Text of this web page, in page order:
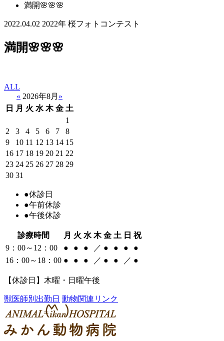
満開🌸🌸🌸
2022.04.02 2022年 桜フォトコンテスト
満開🌸🌸🌸
ALL
« 2026年8月 »
日
月 火 水 木 金 土
1
2
3 4 5 6 7
8
9
10 11 12 13 14 15
16 17 18 19 20 21 22
23 24 25 26 27 28 29
30 31
●休診日
●午前休診
●午後休診
診療時間 月 火 水 木 金 土 日 祝
9：00～12：00
● ● ● ／ ● ● ●
●
16：00～18：00 ● ● ● ／ ● ● ／ ●
【休診日】木曜・日曜午後
獣医師別出勤日 動物関連リンク